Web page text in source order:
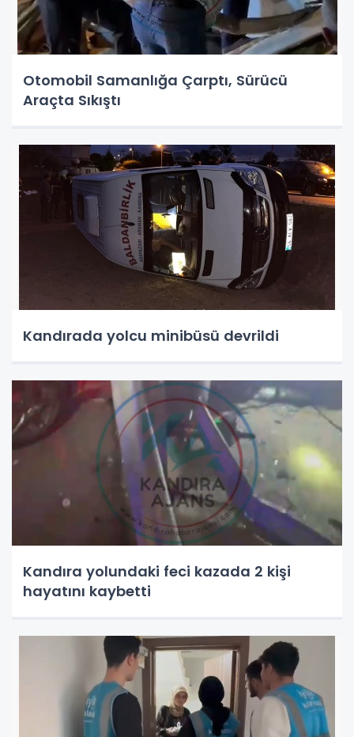
Otomobil Samanlığa Çarptı, Sürücü
Araçta Sıkıştı
Kandırada yolcu minibüsü devrildi
Kandıra yolundaki feci kazada 2 kişi
hayatını kaybetti